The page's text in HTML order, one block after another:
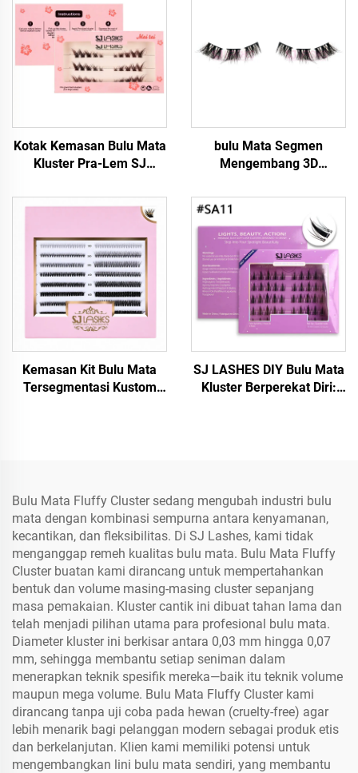
Kotak Kemasan Bulu Mata
Kluster Pra-Lem SJ
Selubung Merah Muda
dengan Baki Warna yang
Dapat Disesuaikan (OEM)
bulu Mata Segmen
Mengembang 3D
Gerombolan#FDIY
Kemasan Kit Bulu Mata
Tersegmentasi Kustom
SJ LASHES DIY Bulu Mata
Kluster Berperekat Diri:
Bulu Mata Fluffy Cluster sedang mengubah industri bulu
mata dengan kombinasi sempurna antara kenyamanan,
kecantikan, dan fleksibilitas. Di SJ Lashes, kami tidak
menganggap remeh kualitas bulu mata. Bulu Mata Fluffy
Cluster buatan kami dirancang untuk mempertahankan
bentuk dan volume masing-masing cluster sepanjang
masa pemakaian. Kluster cantik ini dibuat tahan lama dan
telah menjadi pilihan utama para profesional bulu mata.
Diameter kluster ini berkisar antara 0,03 mm hingga 0,07
mm, sehingga membantu setiap seniman dalam
menerapkan teknik spesifik mereka—baik itu teknik volume
maupun mega volume. Bulu Mata Fluffy Cluster kami
dirancang tanpa uji coba pada hewan (cruelty-free) agar
lebih menarik bagi pelanggan modern sebagai produk etis
dan berkelanjutan. Klien kami memiliki potensi untuk
mengembangkan lini bulu mata sendiri, yang membantu